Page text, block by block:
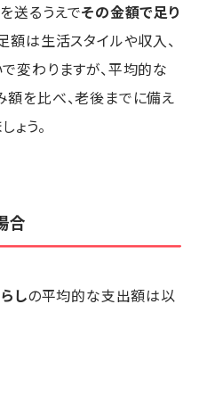
送るうえでその金額で足り
額は生活スタイルや収入、
変わりますが、平均的な
を比べ、老後までに備え
う。
合
しの平均的な支出額は以